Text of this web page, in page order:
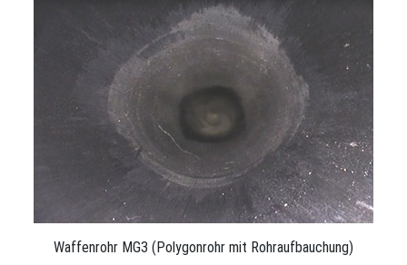
Waffenrohr MG3 (Polygonrohr mit Rohraufbauchung)